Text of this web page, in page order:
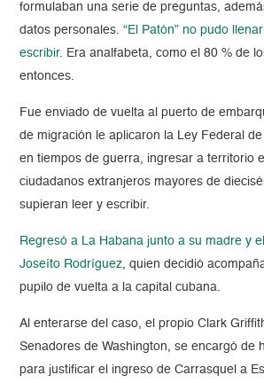
formulaban una serie de preguntas,
datos personales.“El Patón” no pudo
escribir. Era analfabeta, como el 80 % de
entonces.
Fue enviado de vuelta al puerto de
de migración le aplicaron la Ley Federal
en tiempos de guerra, ingresar a territorio
ciudadanos extranjeros mayores de
supieran leer y escribir.
Regresó a La Habana junto a su madre y
Joseíto Rodríguez, quien decidió
pupilo de vuelta a la capital cubana.
Al enterarse del caso, el propio Clark
Senadores de Washington, se encargó de
para justificar el ingreso de Carrasquel a